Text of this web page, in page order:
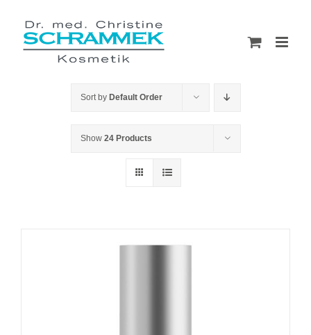
content
Sort by Default Order
Show 24 Products